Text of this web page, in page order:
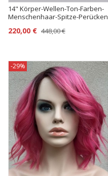
14" Körper-Wellen-Ton-Farben-
Menschenhaar-Spitze-Perücken
448,00 €
220,00 €
-29%